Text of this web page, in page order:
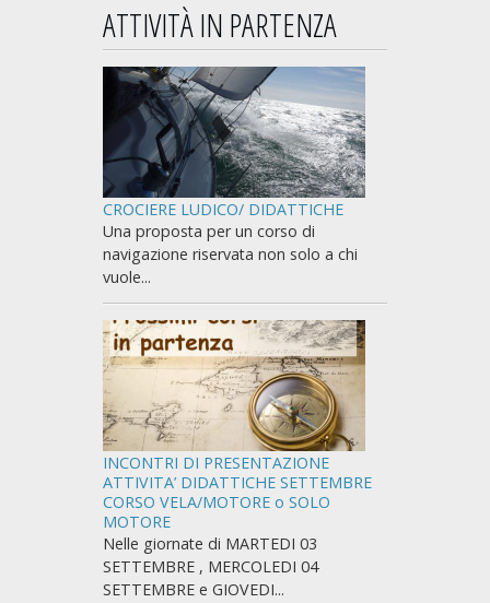
ATTIVITÀ IN PARTENZA
CROCIERE LUDICO/ DIDATTICHE
Una proposta per un corso di
navigazione riservata non solo a chi
vuole...
INCONTRI DI PRESENTAZIONE
ATTIVITA’ DIDATTICHE SETTEMBRE
CORSO VELA/MOTORE o SOLO
MOTORE
Nelle giornate di MARTEDI 03
SETTEMBRE , MERCOLEDI 04
SETTEMBRE e GIOVEDI...